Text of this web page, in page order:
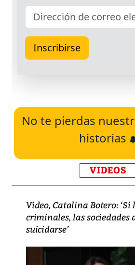
No te pierdas
historias
VIDEOS
Video, Catalina Botero: ‘Si
criminales, las sociedades
suicidarse’